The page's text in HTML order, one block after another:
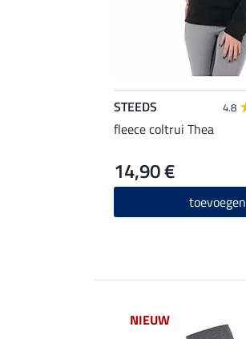
STEEDS 4.8
fleece coltrui Thea
14,90 €
toevoegen
NIEUW